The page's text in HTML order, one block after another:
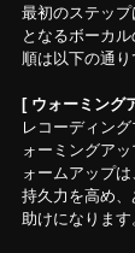
最初のステッ
となるボーカ
順は以下の通り
[ ウォーミング
レコーディン
ォーミングア
ォームアップ
持久力を高め
助けになります